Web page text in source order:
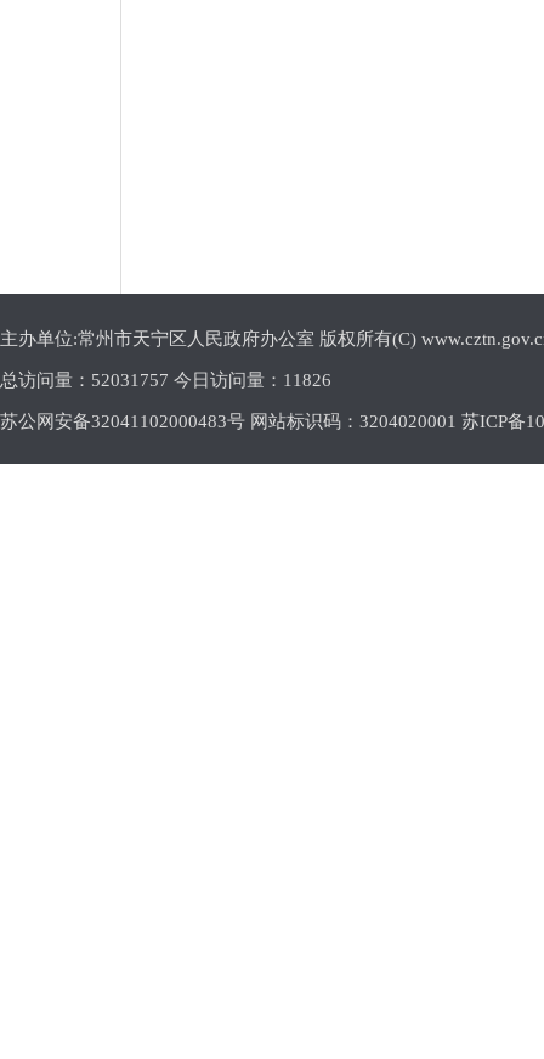
主办单位:常州市天宁区人民政府办公室 版权所有(C)
总访问量： 52031757 今日访问量： 11826
苏公网安备32041102000483号 网站标识码：3204020001 苏ICP备